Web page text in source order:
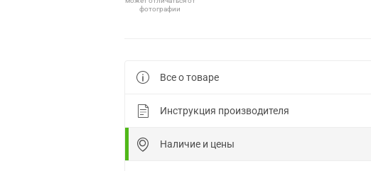
фотографии
Все о товаре
Инструкция производителя
Наличие и цены